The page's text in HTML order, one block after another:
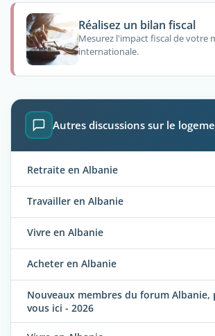
Réalisez un bilan fiscal
Mesurez l'impact fiscal de votre
internationale.
Autres discussions sur le
Retraite en Albanie
Travailler en Albanie
Vivre en Albanie
Acheter en Albanie
Nouveaux membres du forum Albanie,
vous ici - 2026